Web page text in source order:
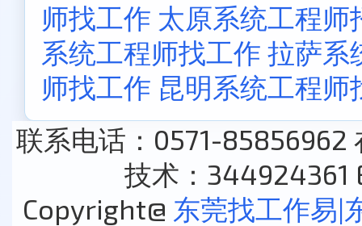
师找工作 太原系统工程师
系统工程师找工作 拉萨系
师找工作 昆明系统工程师
联系电话：0571-85856962
技术：344924361
Copyright@ 东莞找工作易|